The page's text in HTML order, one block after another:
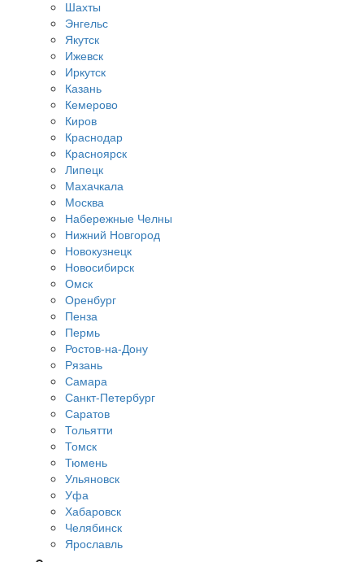
Шахты
Энгельс
Якутск
Ижевск
Иркутск
Казань
Кемерово
Киров
Краснодар
Красноярск
Липецк
Махачкала
Москва
Набережные Челны
Нижний Новгород
Новокузнецк
Новосибирск
Омск
Оренбург
Пенза
Пермь
Ростов-на-Дону
Рязань
Самара
Санкт-Петербург
Саратов
Тольятти
Томск
Тюмень
Ульяновск
Уфа
Хабаровск
Челябинск
Ярославль